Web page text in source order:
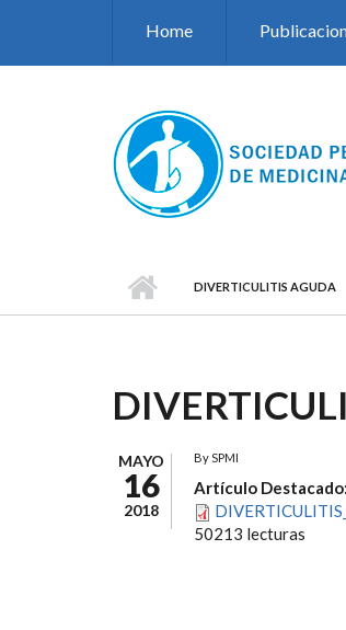
Home
DIVERTICULITIS AGUDA
MAYO
16
2018
BySPMI
Artículo Destacado:
50213 lecturas